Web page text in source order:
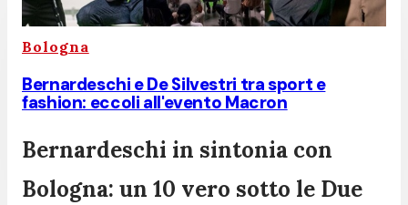
Bologna
Bernardeschi e De Silvestri tra sport e
fashion: eccoli all'evento Macron
Bernardeschi in sintonia con
Bologna: un 10 vero sotto le Due